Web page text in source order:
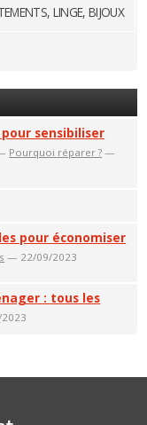
LINGE, BIJOUX
sensibiliser
Pourquoi réparer ? —
pour économiser
— 22/09/2023
: tous les